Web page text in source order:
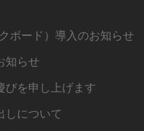
ボード）導入のお知らせ
知らせ
びを申し上げます
しについて